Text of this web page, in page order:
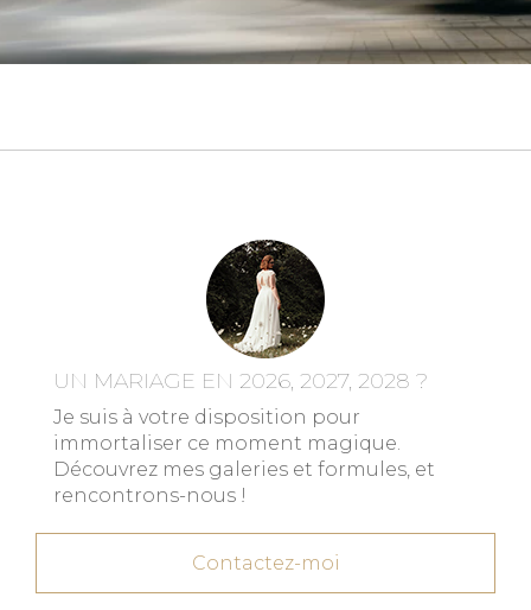
UN MARIAGE EN 2026, 2027, 2028 ?
Je suis à votre disposition pour
immortaliser ce moment magique.
Découvrez mes galeries et formules, et
rencontrons-nous !
Contactez-moi